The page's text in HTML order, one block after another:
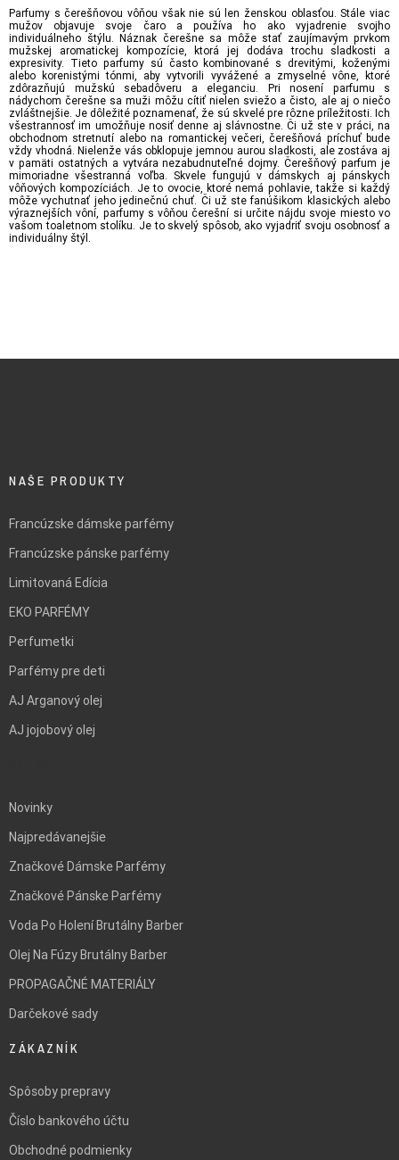
Parfumy s čerešňovou vôňou však nie sú len ženskou oblasťou. Stále viac
mužov objavuje svoje čaro a používa ho ako vyjadrenie svojho
individuálneho štýlu. Náznak čerešne sa môže stať zaujímavým prvkom
mužskej aromatickej kompozície, ktorá jej dodáva trochu sladkosti a
expresivity. Tieto parfumy sú často kombinované s drevitými, koženými
alebo korenistými tónmi, aby vytvorili vyvážené a zmyselné vône, ktoré
zdôrazňujú mužskú sebadôveru a eleganciu. Pri nosení parfumu s
nádychom čerešne sa muži môžu cítiť nielen sviežo a čisto, ale aj o niečo
zvláštnejšie. Je dôležité poznamenať, že sú skvelé pre rôzne príležitosti. Ich
všestrannosť im umožňuje nosiť denne aj slávnostne. Či už ste v práci, na
obchodnom stretnutí alebo na romantickej večeri, čerešňová príchuť bude
vždy vhodná. Nielenže vás obklopuje jemnou aurou sladkosti, ale zostáva aj
v pamäti ostatných a vytvára nezabudnuteľné dojmy. Čerešňový parfum je
mimoriadne všestranná voľba. Skvele fungujú v dámskych aj pánskych
vôňových kompozíciách. Je to ovocie, ktoré nemá pohlavie, takže si každý
môže vychutnať jeho jedinečnú chuť. Či už ste fanúšikom klasických alebo
výraznejších vôní, parfumy s vôňou čerešní si určite nájdu svoje miesto vo
vašom toaletnom stolíku. Je to skvelý spôsob, ako vyjadriť svoju osobnosť a
individuálny štýl.
NAŠE PRODUKTY
Francúzske dámske parfémy
Francúzske pánske parfémy
Limitovaná Edícia
EKO PARFÉMY
Perfumetki
Parfémy pre deti
AJ Arganový olej
AJ jojobový olej
Novinky
Najpredávanejšie
Značkové Dámske Parfémy
Značkové Pánske Parfémy
Voda Po Holení Brutálny Barber
Olej Na Fúzy Brutálny Barber
PROPAGAČNÉ MATERIÁLY
Darčekové sady
ZÁKAZNÍK
Spôsoby prepravy
Číslo bankového účtu
Obchodné podmienky